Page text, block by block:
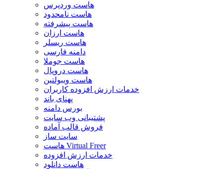
هاست وردپرس
هاست نامحدود
هاست پیشرفته
هاست ارزان
هاست ریسلر
دامنه فارسی
هاست جوملا
هاست دروپال
هاست ویبولتین
خدمات ارزش افزوده کاربران
پهنای باند
بورس دامنه
پشتیبانی وب سایت
فروش قالب آماده
سایت ساز
هاست Virtual Freer
خدمات ارزش افزوده
هاست دانلود